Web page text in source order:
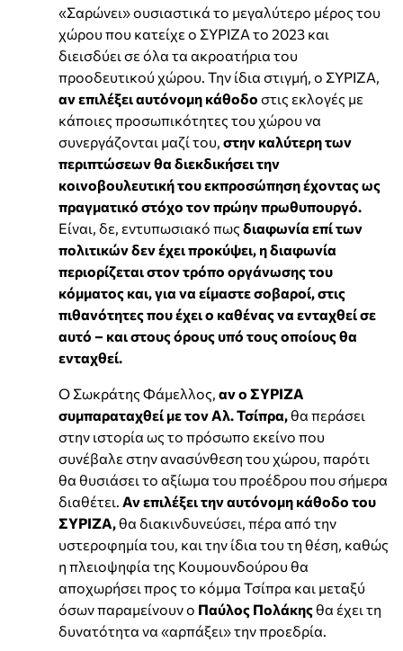
«Σαρώνει» ουσιαστικά το μεγαλύτερο μέρος του
χώρου που κατείχε ο ΣΥΡΙΖΑ το 2023 και
διεισδύει σε όλα τα ακροατήρια του
προοδευτικού χώρου. Την ίδια στιγμή, ο ΣΥΡΙΖΑ,
αν επιλέξει αυτόνομη κάθοδο στις εκλογές με
κάποιες προσωπικότητες του χώρου να
συνεργάζονται μαζί του, στην καλύτερη των
περιπτώσεων θα διεκδικήσει την
κοινοβουλευτική του εκπροσώπηση έχοντας ως
πραγματικό στόχο τον πρώην πρωθυπουργό.
Είναι, δε, εντυπωσιακό πως διαφωνία επί των
πολιτικών δεν έχει προκύψει, η διαφωνία
περιορίζεται στον τρόπο οργάνωσης του
κόμματος και, για να είμαστε σοβαροί, στις
πιθανότητες που έχει ο καθένας να ενταχθεί σε
αυτό – και στους όρους υπό τους οποίους θα
ενταχθεί.
Ο Σωκράτης Φάμελλος, αν ο ΣΥΡΙΖΑ
συμπαραταχθεί με τον Αλ. Τσίπρα,θα περάσει
στην ιστορία ως το πρόσωπο εκείνο που
συνέβαλε στην ανασύνθεση του χώρου, παρότι
θα θυσιάσει το αξίωμα του προέδρου που σήμερα
διαθέτει. Αν επιλέξει την αυτόνομη κάθοδο του
ΣΥΡΙΖΑ,θα διακινδυνεύσει, πέρα από την
υστεροφημία του, και την ίδια του τη θέση, καθώς
η πλειοψηφία της Κουμουνδούρου θα
αποχωρήσει προς το κόμμα Τσίπρα και μεταξύ
όσων παραμείνουν ο Παύλος Πολάκηςθα έχει τη
δυνατότητα να «αρπάξει» την προεδρία.